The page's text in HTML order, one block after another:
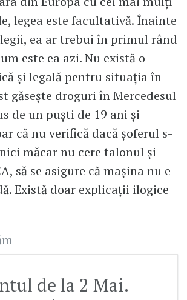
legea este facultativă. Înainte
ea ar trebui în primul rând
este ea azi. Nu există o
și legală pentru situația în
găsește droguri în Mercedesul
de un puști de 19 ani și
că nu verifică dacă șoferul s-
măcar nu cere talonul și
să se asigure că mașina nu e
Există doar explicații ilogice
de la 2 Mai.